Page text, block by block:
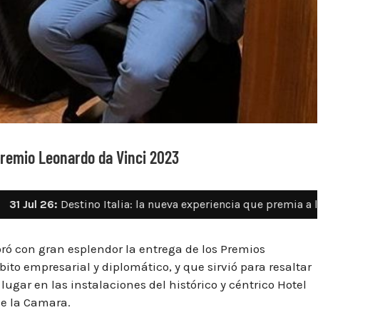
Leonardo da Vinci 2023
Italia: la nueva experiencia que premia a los amantes de la auténtica
con gran esplendor la entrega de los Premios
empresarial y diplomático, y que sirvió para resaltar
en las instalaciones del histórico y céntrico Hotel
la Camara.